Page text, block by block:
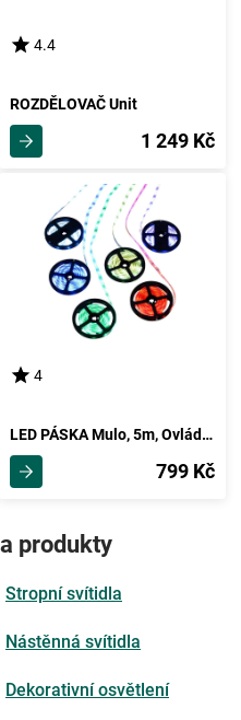
4.4
ROZDĚLOVAČ Unit
1 249 Kč
4
LED PÁSKA Mulo, 5m, Ovládaní Smartfónem
799 Kč
produkty
Stropní svítidla
Nástěnná svítidla
Dekorativní osvětlení